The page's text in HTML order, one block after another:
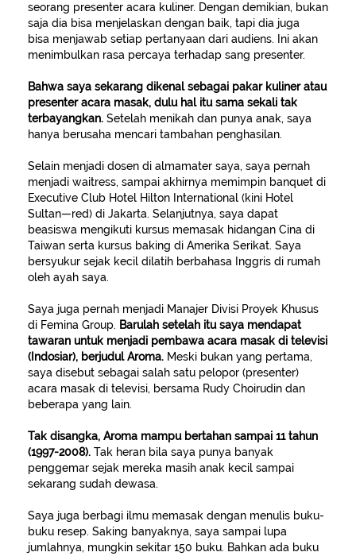
seorang presenter acara kuliner. Dengan demikian, bukan
saja dia bisa menjelaskan dengan baik, tapi dia juga
bisa menjawab setiap pertanyaan dari audiens. Ini akan
menimbulkan rasa percaya terhadap sang presenter.
Bahwa saya sekarang dikenal sebagai pakar kuliner atau
presenter acara masak, dulu hal itu sama sekali tak
terbayangkan. Setelah menikah dan punya anak, saya
hanya berusaha mencari tambahan penghasilan.
Selain menjadi dosen di almamater saya, saya pernah
menjadi waitress, sampai akhirnya memimpin banquet di
Executive Club Hotel Hilton International (kini Hotel
Sultan—red) di Jakarta. Selanjutnya, saya dapat
beasiswa mengikuti kursus memasak hidangan Cina di
Taiwan serta kursus baking di Amerika Serikat. Saya
bersyukur sejak kecil dilatih berbahasa Inggris di rumah
oleh ayah saya.
Saya juga pernah menjadi Manajer Divisi Proyek Khusus
di Femina Group. Barulah setelah itu saya mendapat
tawaran untuk menjadi pembawa acara masak di televisi
(Indosiar), berjudul Aroma. Meski bukan yang pertama,
saya disebut sebagai salah satu pelopor (presenter)
acara masak di televisi, bersama Rudy Choirudin dan
beberapa yang lain.
Tak disangka, Aroma mampu bertahan sampai 11 tahun
(1997-2008). Tak heran bila saya punya banyak
penggemar sejak mereka masih anak kecil sampai
sekarang sudah dewasa.
Saya juga berbagi ilmu memasak dengan menulis buku-
buku resep. Saking banyaknya, saya sampai lupa
jumlahnya, mungkin sekitar 150 buku. Bahkan ada buku